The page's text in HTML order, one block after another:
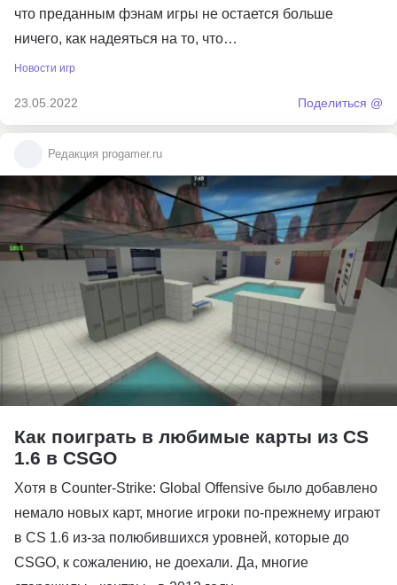
что преданным фэнам игры не остается больше
ничего, как надеяться на то, что…
Новости игр
23.05.2022 Поделиться @
Редакция progamer.ru
Как поиграть в любимые карты из CS
1.6 в CSGO
Хотя в Counter-Strike: Global Offensive было добавлено
немало новых карт, многие игроки по-прежнему играют
в CS 1.6 из-за полюбившихся уровней, которые до
CSGO, к сожалению, не доехали. Да, многие